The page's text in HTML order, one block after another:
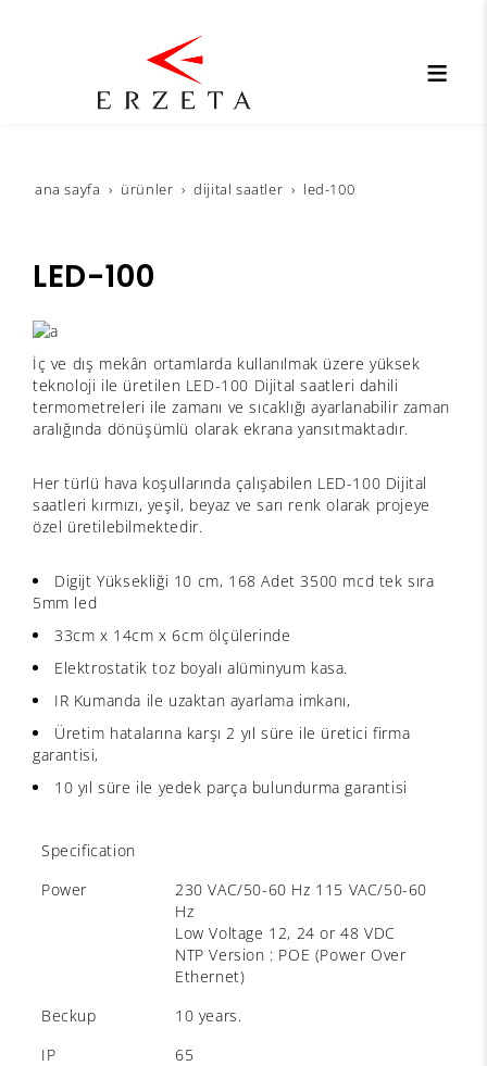
ana sayfa ürünler dijital saatler led-100
LED-100
İç ve dış mekân ortamlarda kullanılmak üzere yüksek
teknoloji ile üretilen LED-100 Dijital saatleri dahili
termometreleri ile zamanı ve sıcaklığı ayarlanabilir zaman
aralığında dönüşümlü olarak ekrana yansıtmaktadır.
Her türlü hava koşullarında çalışabilen LED-100 Dijital
saatleri kırmızı, yeşil, beyaz ve sarı renk olarak projeye
özel üretilebilmektedir.
Digijt Yüksekliği 10 cm, 168 Adet 3500 mcd tek sıra
5mm led
33cm x 14cm x 6cm ölçülerinde
Elektrostatik toz boyalı alüminyum kasa.
IR Kumanda ile uzaktan ayarlama imkanı,
Üretim hatalarına karşı 2 yıl süre ile üretici firma
garantisi,
10 yıl süre ile yedek parça bulundurma garantisi
Specification
Power
230 VAC/50-60 Hz 115 VAC/50-60
Hz
Low Voltage 12, 24 or 48 VDC
NTP Version : POE (Power Over
Ethernet)
Beckup
10 years.
IP
65